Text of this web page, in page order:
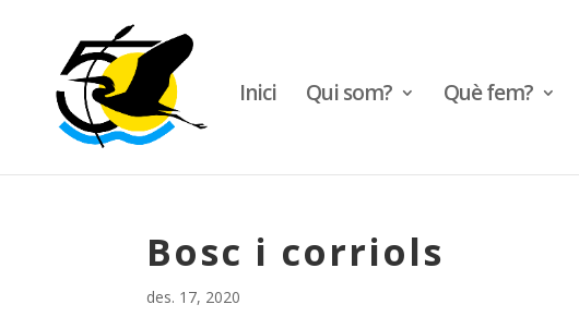
Inici Qui som? Què fem?
Bosc i corriols
des. 17, 2020